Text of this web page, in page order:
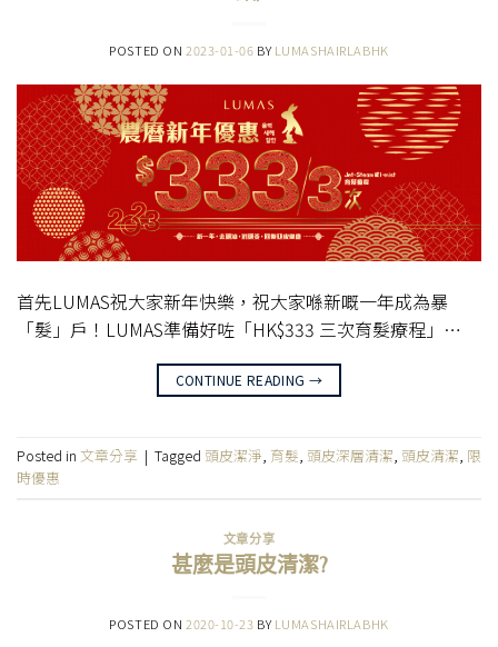
POSTED ON 2023-01-06 BYLUMASHAIRLABHK
首先LUMAS祝大家新年快樂，祝大家喺新嘅一年成為暴
「髮」戶！LUMAS準備好咗「HK$333 三次育髮療程」…
CONTINUE READING →
Posted in 文章分享 | Tagged 頭皮潔淨, 育髮, 頭皮深層清潔, 頭皮清潔, 限
時優惠
文章分享
甚麼是頭皮清潔?
POSTED ON 2020-10-23 BYLUMASHAIRLABHK